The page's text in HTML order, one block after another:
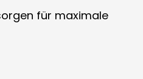
für maximale